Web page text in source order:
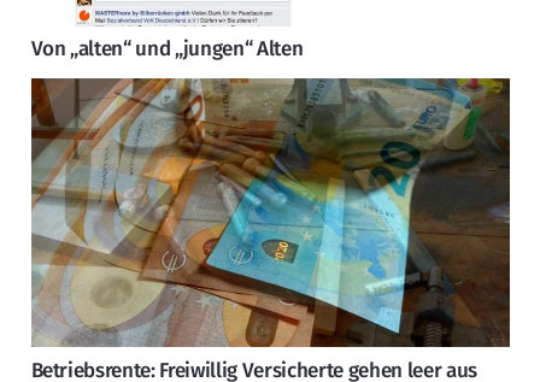
Von „alten“ und „jungen“ Alten
Betriebsrente: Freiwillig Versicherte gehen leer aus